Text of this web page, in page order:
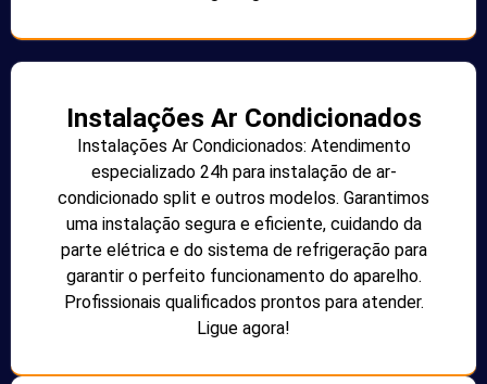
Instalações Ar Condicionados
Instalações Ar Condicionados: Atendimento
especializado 24h para instalação de ar-
condicionado split e outros modelos. Garantimos
uma instalação segura e eficiente, cuidando da
parte elétrica e do sistema de refrigeração para
garantir o perfeito funcionamento do aparelho.
Profissionais qualificados prontos para atender.
Ligue agora!